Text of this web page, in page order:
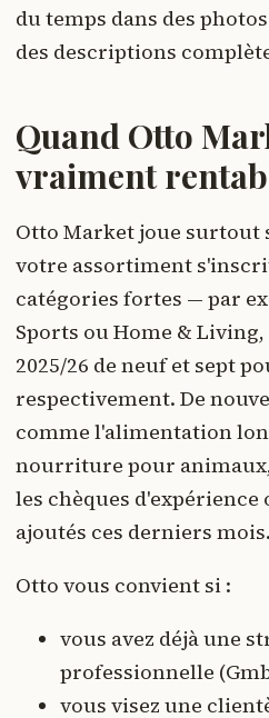
du temps dans des
des descriptions
Quand Otto
vraiment
Otto Market joue surtout
votre assortiment
catégories fortes — par
Sports ou Home &
2025/26 de neuf et sept
respectivement. De
comme l'alimentation
nourriture pour
les chèques d'expérience
ajoutés ces derniers mois.
Otto vous convient si :
vous avez déjà une
professionnelle
vous visez une